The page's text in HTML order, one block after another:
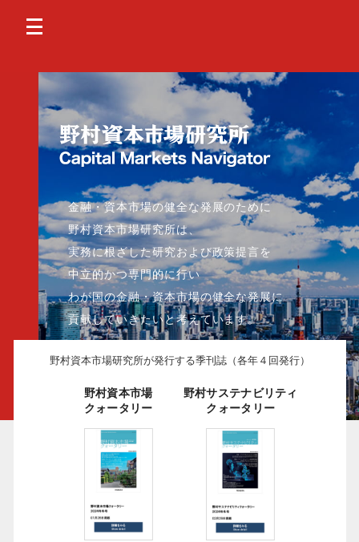
金融・資本市場の健全な発展のために
野村資本市場研究所は、
実務に根ざした研究および政策提言を
中立的かつ専門的に行い
わが国の金融・資本市場の健全な発展に
貢献していきたいと考えています。
野村資本市場研究所が発行する季刊誌（各年４回発行）
野村資本市場
クォータリー
野村サステナビリティ
クォータリー